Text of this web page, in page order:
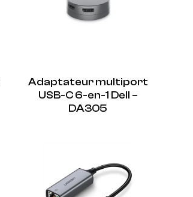
Adaptateur multiport
USB-C 6-en-1 Dell –
DA305